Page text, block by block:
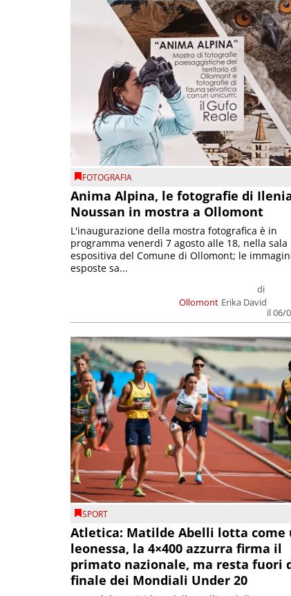
FOTOGRAFIA
Anima Alpina, le fotografie di
Noussan in mostra a Ollomont
Ollomont
di
Erika David
il 06/
L'inaugurazione della mostra fotografica è in
programma venerdì 7 agosto alle 18, nella sala
espositiva del Comune di Ollomont; le
esposte sa...
SPORT
Atletica: Matilde Abelli lotta come
leonessa, la 4×400 azzurra firma il
primato nazionale, ma resta fuori
finale dei Mondiali Under 20